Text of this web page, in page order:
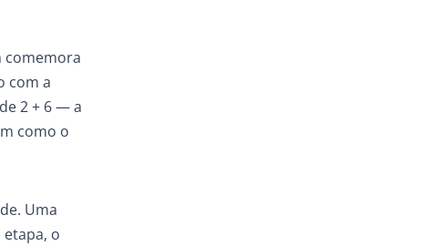
comemora
com a
2 + 6 — a
como o
Uma
o